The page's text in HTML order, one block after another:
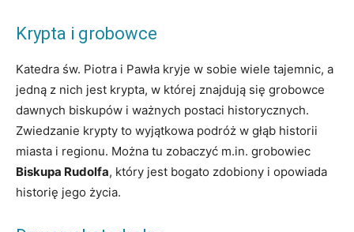
Krypta i grobowce
Katedra św. Piotra i Pawła kryje w sobie wiele tajemnic, a
jedną z nich jest krypta, w której znajdują się grobowce
dawnych biskupów i ważnych postaci historycznych.
Zwiedzanie krypty to wyjątkowa podróż w głąb historii
miasta i regionu. Można tu zobaczyć m.in. grobowiec
Biskupa Rudolfa, który jest bogato zdobiony i opowiada
historię jego życia.